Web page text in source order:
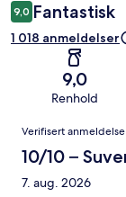
9,0 Fantastisk
1 018 anmeldelser
9,0
Renhold
Verifisert anmeldelse
10/10 –
7. aug. 2026